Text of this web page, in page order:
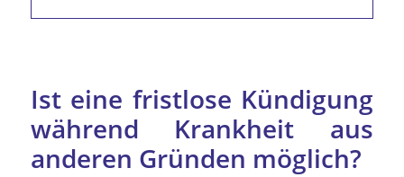
Ist eine fristlose Kündigung
während Krankheit aus
anderen Gründen möglich?